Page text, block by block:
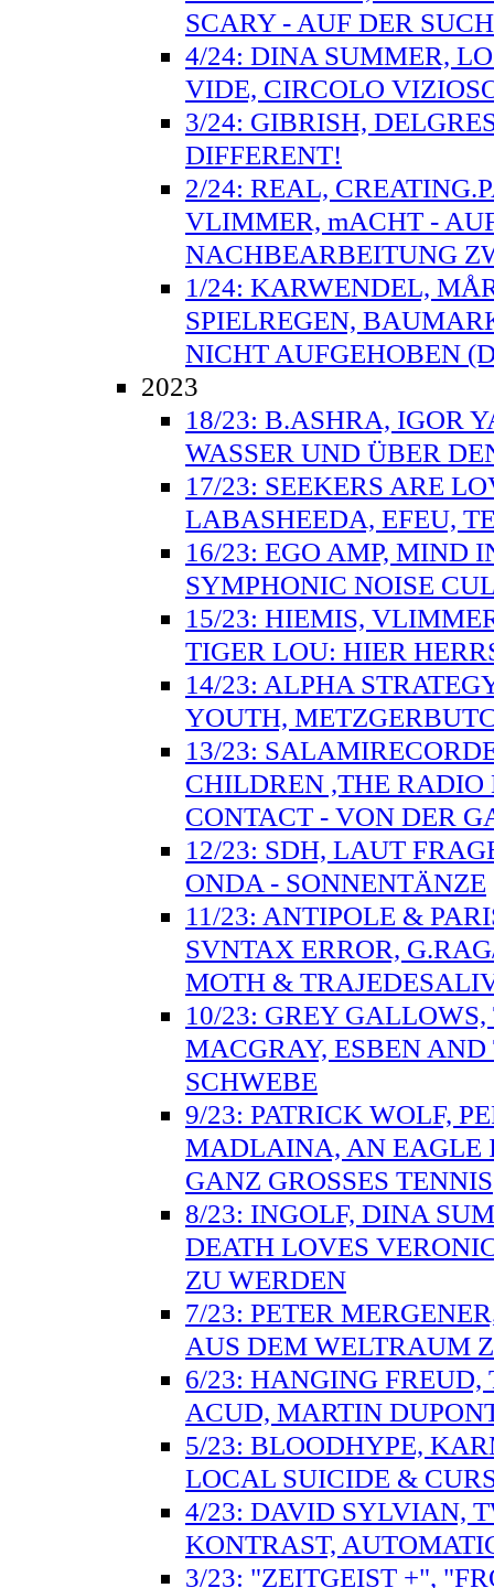
SCARY - AUF DER
4/24: DINA SUMMER,
VIDE, CIRCOLO
3/24: GIBRISH,
DIFFERENT!
2/24: REAL,
VLIMMER, mACHT -
NACHBEARBEITUNG
1/24: KARWENDEL,
SPIELREGEN,
NICHT AUFGEHOBEN
2023
18/23: B.ASHRA, IGOR
WASSER UND ÜBER
17/23: SEEKERS ARE
LABASHEEDA, EFEU,
16/23: EGO AMP, MIND
SYMPHONIC NOISE
15/23: HIEMIS,
TIGER LOU: HIER
14/23: ALPHA
YOUTH,
13/23:
CHILDREN ,THE
CONTACT - VON DER
12/23: SDH, LAUT
ONDA - SONNENTÄNZE
11/23: ANTIPOLE &
SVNTAX ERROR,
MOTH &
10/23: GREY
MACGRAY, ESBEN
SCHWEBE
9/23: PATRICK WOLF,
MADLAINA, AN EAGLE
GANZ GROSSES TENNIS
8/23: INGOLF, DINA
DEATH LOVES
ZU WERDEN
7/23: PETER
AUS DEM WELTRAUM
6/23: HANGING FREUD,
ACUD, MARTIN
5/23: BLOODHYPE,
LOCAL SUICIDE &
4/23: DAVID SYLVIAN,
KONTRAST,
3/23: "ZEITGEIST +",